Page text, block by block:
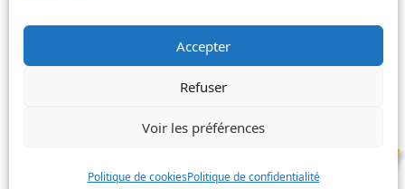
Accepter
Refuser
Voir les préférences
Politique de cookiesPolitique de confidentialité
Ville de Trois-Bassins – 2022
FacebookInstagram